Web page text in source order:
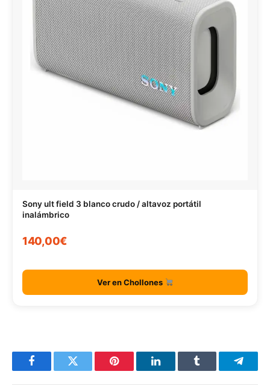
Sony ult field 3 blanco crudo / altavoz portátil
inalámbrico
140,00€
Ver en Chollones
FacebookTwitter Pinterest LinkedInTumblr